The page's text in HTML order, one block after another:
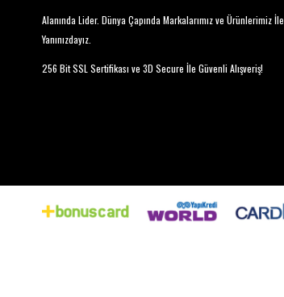
Alanında Lider. Dünya Çapında Markalarımız ve Ürünlerimiz İle
Yanınızdayız.
256 Bit SSL Sertifikası ve 3D Secure İle Güvenli Alışveriş!